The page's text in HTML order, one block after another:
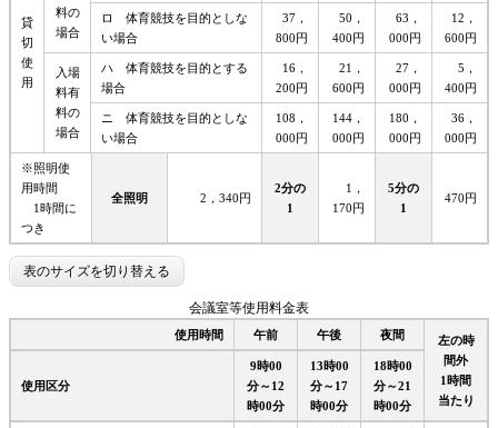
貸
切
使
用
料の
場合
ロ 体育競技を目的としな
い場合
37，
800円
50，
400円
63，
000円
12，
600円
入場
料有
料の
場合
ハ 体育競技を目的とする
場合
16，
200円
21，
600円
27，
000円
5，
400円
ニ 体育競技を目的としな
い場合
108，
000円
144，
000円
180，
000円
36，
000円
※照明使
用時間
1時間に
つき
全照明 2，340円
2分の
1
1，
170円
5分の
1
470円
表のサイズを切り替える
会議室等使用料金表
使用時間 午前 午後 夜間
左の時
間外
1時間
当たり
使用区分
9時00
分～12
時00分
13時00
分～17
時00分
18時00
分～21
時00分